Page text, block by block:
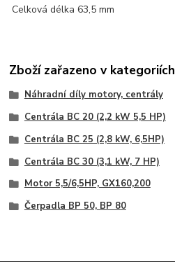
Celková délka 63,5 mm
Zboží zařazeno v kategoriích
Náhradní díly motory, centrály
Centrála BC 20 (2,2 kW 5,5 HP)
Centrála BC 25 (2,8 kW, 6,5HP)
Centrála BC 30 (3,1 kW, 7 HP)
Motor 5,5/6,5HP, GX160,200
Čerpadla BP 50, BP 80